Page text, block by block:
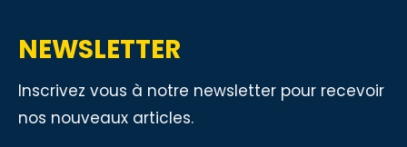
NEWSLETTER
Inscrivez vous à notre newsletter pour recevoir
nos nouveaux articles.